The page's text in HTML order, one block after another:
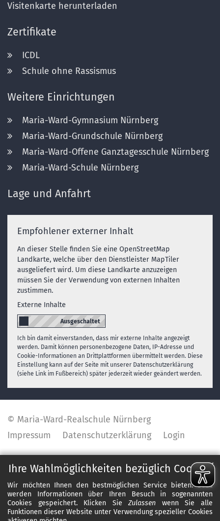
Ihre Wahlmöglichkeiten bezüglich Cookies
Wir möchten Ihnen den bestmöglichen Service bieten. Dazu
werden Informationen über Ihren Besuch in sogenannten
Cookies gespeichert. Klicken SieZulassen wenn Sie alle
Funktionen dieser Website unter Verwendung spezieller Cookies
✕
Visitenkarte herunterladen
Zertifikate
ICDL
Schule ohne Rassismus
Weitere Einrichtungen
Maria-Ward-Gymnasium Nürnberg
Maria-Ward-Grundschule Nürnberg
Maria-Ward-Offene Ganztagesschule Nürnberg
Maria-Ward-Schule Nürnberg
Lage und Anfahrt
Empfohlener externer Inhalt
An dieser Stelle finden Sie eine OpenStreetMap
Landkarte, welche über den Dienstleister MapTiler
ausgeliefert wird. Um diese Landkarte anzuzeigen
müssen Sie der Verwendung von externen Inhalten
zustimmen.
Externe Inhalte
Ich bin damit einverstanden, dass mir externe Inhalte angezeigt
werden. Damit können personenbezogene Daten, IP-Adresse und
Cookie-Informationen an Drittplattformen übermittelt werden. Diese
Einstellung kann auf der Seite mit unserer Datenschutzerklärung
(siehe Link im Fußbereich) später jederzeit wieder geändert werden.
© Maria-Ward-Realschule Nürnberg
Impressum
Datenschutzerklärung Login